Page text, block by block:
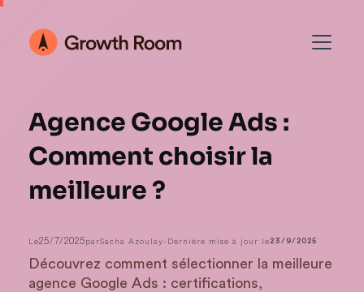
Agence Google Ads :
Comment choisir la
meilleure ?
Le25/7/2025parSacha Azoulay- Dernière mise à jour le 23/9/2025
Découvrez comment sélectionner la meilleure
agence Google Ads : certifications,